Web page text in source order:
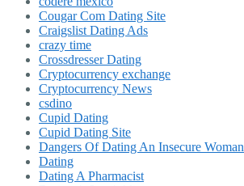
Cougar Com Dating Site
Craigslist Dating Ads
crazy time
Crossdresser Dating
Cryptocurrency exchange
Cryptocurrency News
csdino
Cupid Dating
Cupid Dating Site
Dangers Of Dating An Insecure Woman
Dating
Dating A Pharmacist